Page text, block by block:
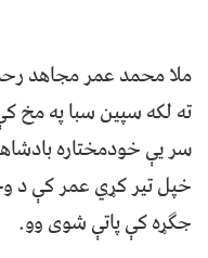
ملا محمد عمر مجاهد
ته لکه سپین سبا په مخ
سر یې خودمختاره
خپل تیر کړي عمر کې د
جګړه کې پاتې شوی وو.